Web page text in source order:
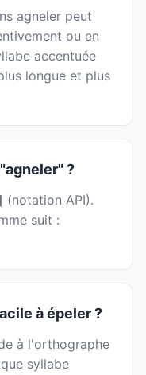
agneler peut
ou en
accentuée
longue et plus
?
(notation API).
suit :
à épeler ?
à l'orthographe
syllabe